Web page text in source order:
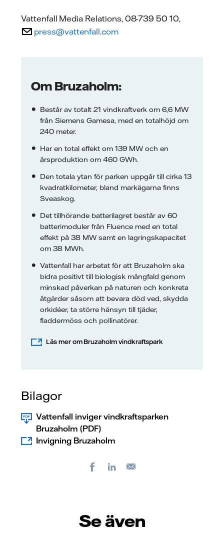
Vattenfall Media Relations, 08-739 50 10,
press@vattenfall.com
Om Bruzaholm:
Består av totalt 21 vindkraftverk om 6,6 MW
från Siemens Gamesa, med en totalhöjd om
240 meter.
Har en total effekt om 139 MW och en
årsproduktion om 460 GWh.
Den totala ytan för parken uppgår till cirka 13
kvadratkilometer, bland markägarna finns
Sveaskog.
Det tillhörande batterilagret består av 60
batterimoduler från Fluence med en total
effekt på 38 MW samt en lagringskapacitet
om 38 MWh.
Vattenfall har arbetat för att Bruzaholm ska
bidra positivt till biologisk mångfald genom
minskad påverkan på naturen och konkreta
åtgärder såsom att bevara död ved, skydda
orkidéer, ta större hänsyn till tjäder,
fladdermöss och pollinatörer.
Läs mer om Bruzaholm vindkraftspark
Bilagor
Vattenfall inviger vindkraftsparken
Bruzaholm (PDF)
Invigning Bruzaholm
FacebookLinkedIn
Se även